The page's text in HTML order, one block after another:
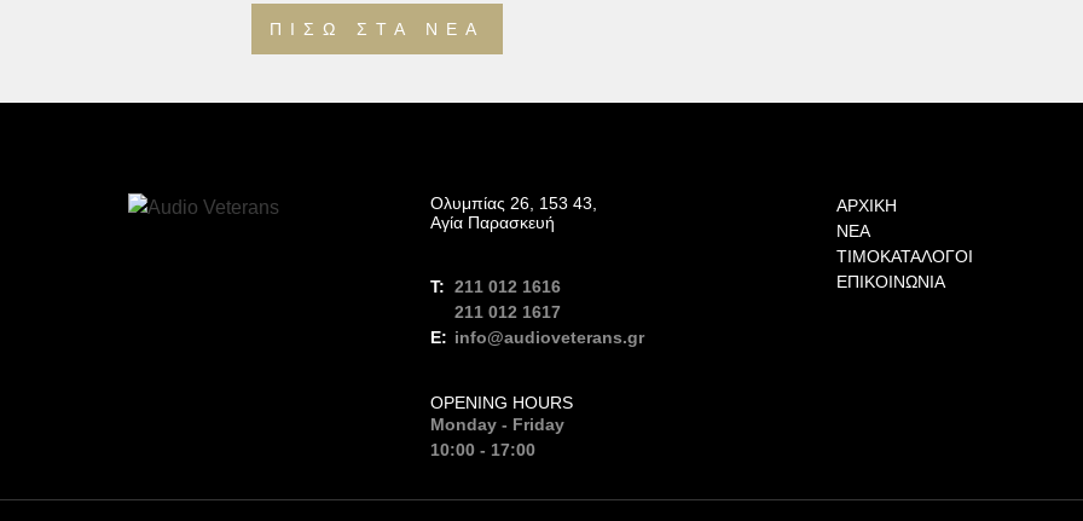
ΠΊΣΩ ΣΤΑ ΝΈΑ
Ολυμπίας 26, 153 43,
Αγία Παρασκευή
211 012 1616
211 012 1617
info@audioveterans.gr
OPENING HOURS
Monday - Friday
10:00 - 17:00
ΑΡΧΙΚΉ
ΝΈΑ
ΤΙΜΟΚΑΤΆΛΟΓΟΙ
ΕΠΙΚΟΙΝΩΝΊΑ